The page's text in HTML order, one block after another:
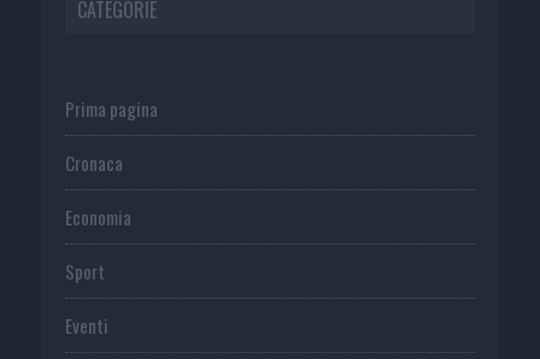
CATEGORIE
Prima pagina
Cronaca
Economia
Sport
Eventi